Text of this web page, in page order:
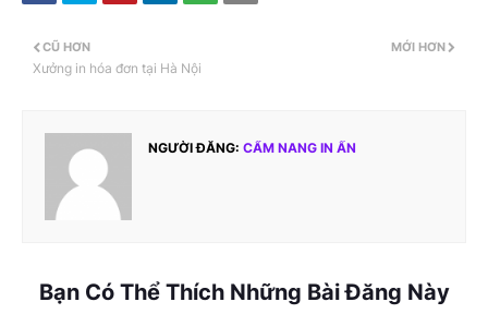
MỚI HƠN
CŨ HƠN
Xưởng in hóa đơn tại Hà Nội
NGƯỜI ĐĂNG: CẨM NANG IN ẤN
Bạn Có Thể Thích Những Bài Đăng Này